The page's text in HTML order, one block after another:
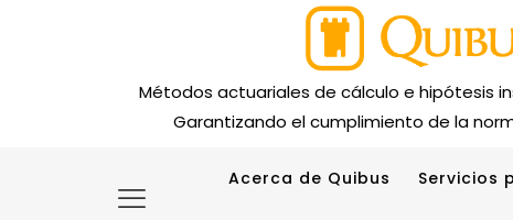
Métodos actuariales de cálculo e hipótesis
Garantizando el cumplimiento de la
Acerca de Quibus Servicios